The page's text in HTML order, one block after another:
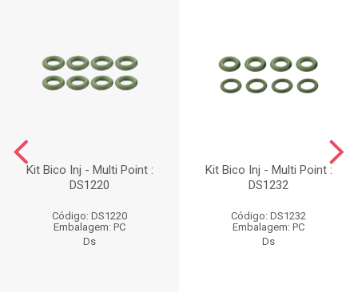
Kit Bico Inj - Multi Point :
DS1220
Código: DS1220
Embalagem: PC
Ds
Kit Bico Inj - Multi Point :
DS1232
Código: DS1232
Embalagem: PC
Ds